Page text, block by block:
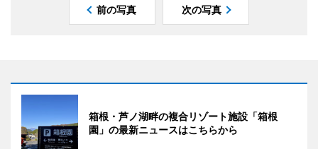
前の写真 次の写真
箱根・芦ノ湖畔の複合リゾート施設「箱根
園」の最新ニュースはこちらから